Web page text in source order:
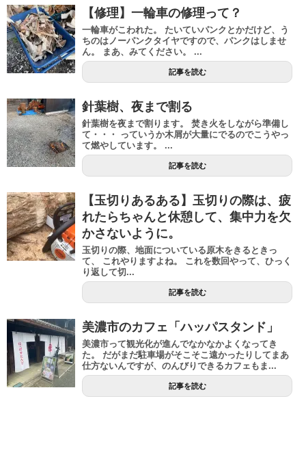
【修理】一輪車の修理って？
一輪車がこわれた。 たいていパンクとかだけど、う
ちのはノーパンクタイヤですので、パンクはしませ
ん。 まあ、みてください。 ...
記事を読む
針葉樹、夜まで割る
針葉樹を夜まで割ります。 焚き火をしながら準備し
て・・・ っていうか木屑が大量にでるのでこうやっ
て燃やしています。 ...
記事を読む
【玉切りあるある】玉切りの際は、疲
れたらちゃんと休憩して、集中力を欠
かさないように。
玉切りの際、地面についている原木をきるときっ
て、 これやりますよね。 これを数回やって、ひっく
り返して切...
記事を読む
美濃市のカフェ「ハッパスタンド」
美濃市って観光化が進んでなかなかよくなってき
た。 だがまだ駐車場がそこそこ遠かったりしてまあ
仕方ないんですが、のんびりできるカフェもま...
記事を読む